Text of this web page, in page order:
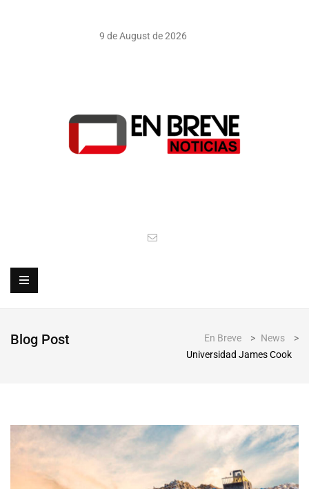
9 de August de 2026
Blog Post En Breve > News
>
Universidad James Cook